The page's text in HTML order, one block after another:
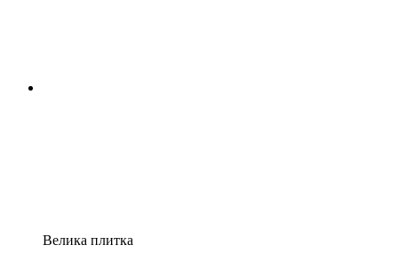
Велика плитка